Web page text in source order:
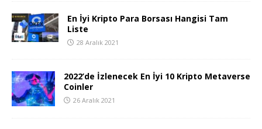
En İyi Kripto Para Borsası Hangisi Tam
Liste
28 Aralık 2021
2022’de İzlenecek En İyi 10 Kripto Metaverse
Coinler
26 Aralık 2021